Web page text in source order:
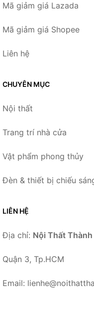
Mã giảm giá Lazada
Mã giảm giá Shopee
Liên hệ
CHUYÊN MỤC
Nội thất
Trang trí nhà cửa
Vật phẩm phong thủy
Đèn & thiết bị chiếu
LIÊN HỆ
Địa chỉ: Nội Thất
Quận 3, Tp.HCM
Email: